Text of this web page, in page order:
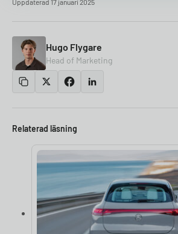
Hugo Flygare
Head of Marketing
Relaterad läsning